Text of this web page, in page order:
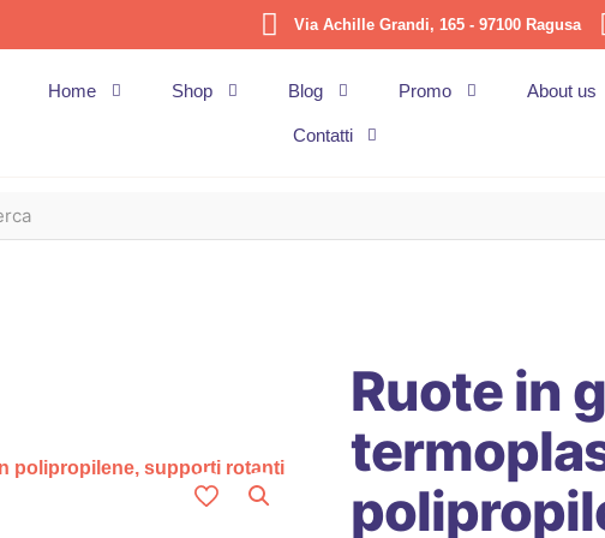
Via Achille Grandi, 165 - 97100 Ragusa
Home Shop Blog Promo About us
Contatti
Ruote in